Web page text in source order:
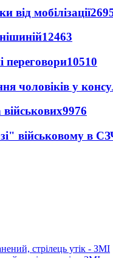
від мобілізації
12463
переговори10510
чоловіків у
9976
військовому в